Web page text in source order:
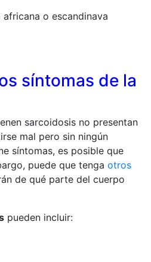
africana o escandinava
síntomas de la
sarcoidosis no presentan
mal pero sin ningún
síntomas, es posible que
puede que tenga otros
de qué parte del cuerpo
pueden incluir: